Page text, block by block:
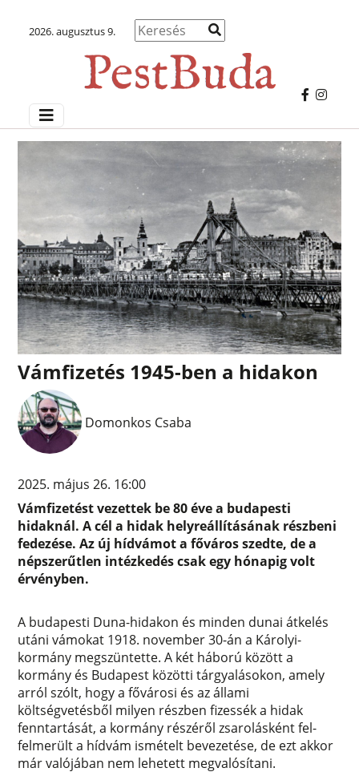
2026. augusztus 9.
Vámfizetés 1945-ben a hidakon
Domonkos Csaba
2025. május 26. 16:00
Vámfizetést vezettek be 80 éve a budapesti
hidaknál. A cél a hidak helyreállításának részbeni
fedezése. Az új hídvámot a főváros szedte, de a
népszerűtlen intézkedés csak egy hónapig volt
érvényben.
A budapesti Duna-hidakon és minden dunai átkelés
utáni vámokat 1918. november 30-án a Károlyi-
kormány megszüntette. A két háború között a
kormány és Budapest közötti tárgyalásokon, amely
arról szólt, hogy a fővárosi és az állami
költségvetésből milyen részben fizessék a hidak
fenntartását, a kormány részéről zsarolásként fel-
felmerült a hídvám ismételt bevezetése, de ezt akkor
már valójában nem lehetett megvalósítani.